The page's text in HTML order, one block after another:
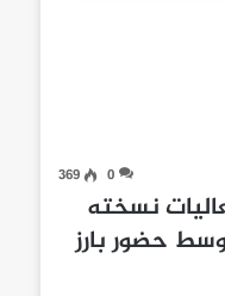
0
369
يختتم فعاليات نسخته
حضور بارز